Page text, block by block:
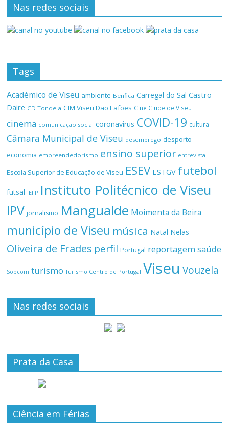
Nas redes sociais
Tags
Académico de Viseu ambiente Benfica Carregal do Sal Castro
Daire CD Tondela CIM Viseu Dão Lafões Cine Clube de Viseu
cinema comunicação social coronavírus COVID-19 cultura
Câmara Municipal de Viseu desemprego desporto
economia empreendedorismo ensino superior entrevista
Escola Superior de Educação de Viseu ESEV ESTGV futebol
futsal IEFP Instituto Politécnico de Viseu
IPV jornalismo Mangualde Moimenta da Beira
município de Viseu música Natal Nelas
Oliveira de Frades perfil Portugal reportagemsaúde
Sopcom turismo Turismo Centro de Portugal Viseu Vouzela
Nas redes sociais
Prata da Casa
Ciência em Férias